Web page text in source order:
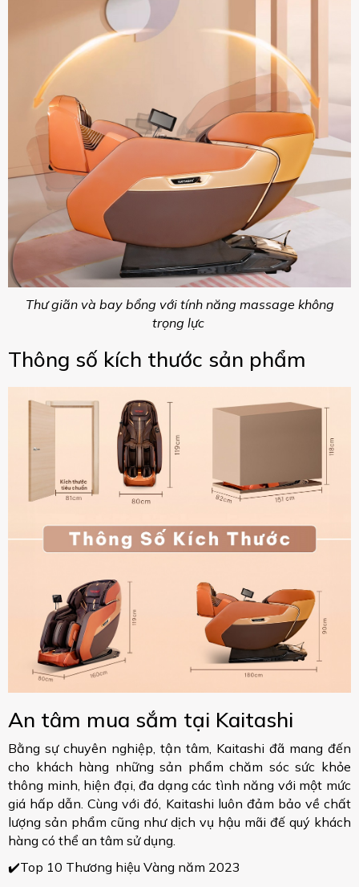
Thư giãn và bay bổng với tính năng massage không
trọng lực
Thông số kích thước sản phẩm
An tâm mua sắm tại Kaitashi
Bằng sự chuyên nghiệp, tận tâm, Kaitashi đã mang đến
cho khách hàng những sản phẩm chăm sóc sức khỏe
thông minh, hiện đại, đa dạng các tình năng với một mức
giá hấp dẫn. Cùng với đó, Kaitashi luôn đảm bảo về chất
lượng sản phẩm cũng như dịch vụ hậu mãi đế quý khách
hàng có thể an tâm sử dụng.
✔️Top 10 Thương hiệu Vàng năm 2023